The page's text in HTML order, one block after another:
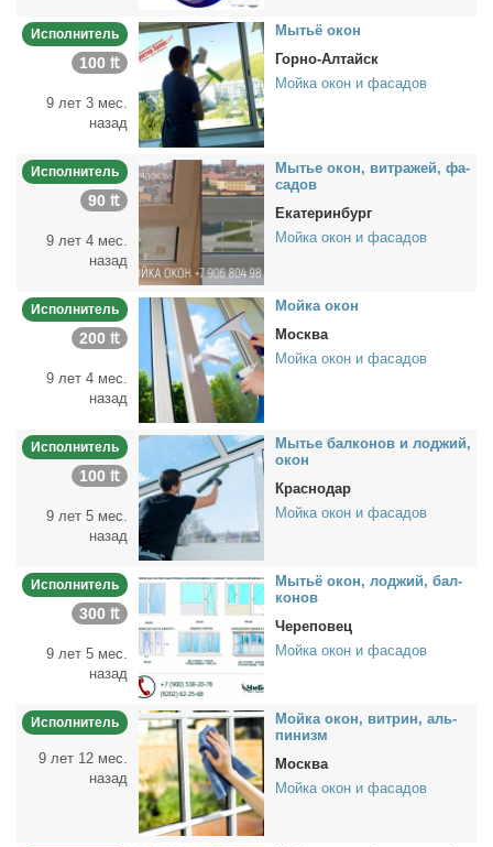
Исполнитель
100 ₶
9 лет 3 мес.
назад
Мы­тьё окон
Горно-Алтайск
Мойка окон и фасадов
Исполнитель
90 ₶
9 лет 4 мес.
назад
Мы­тье окон, вит­ра­жей, фа­
са­дов
Екатеринбург
Мойка окон и фасадов
Исполнитель
200 ₶
9 лет 4 мес.
назад
Мой­ка окон
Москва
Мойка окон и фасадов
Исполнитель
100 ₶
9 лет 5 мес.
назад
Мы­тье бал­ко­нов и лод­жий,
окон
Краснодар
Мойка окон и фасадов
Исполнитель
300 ₶
9 лет 5 мес.
назад
Мы­тьё окон, лод­жий, бал­
ко­нов
Череповец
Мойка окон и фасадов
Исполнитель
9 лет 12 мес.
назад
Мой­ка окон, вит­рин, аль­
пи­низм
Москва
Мойка окон и фасадов